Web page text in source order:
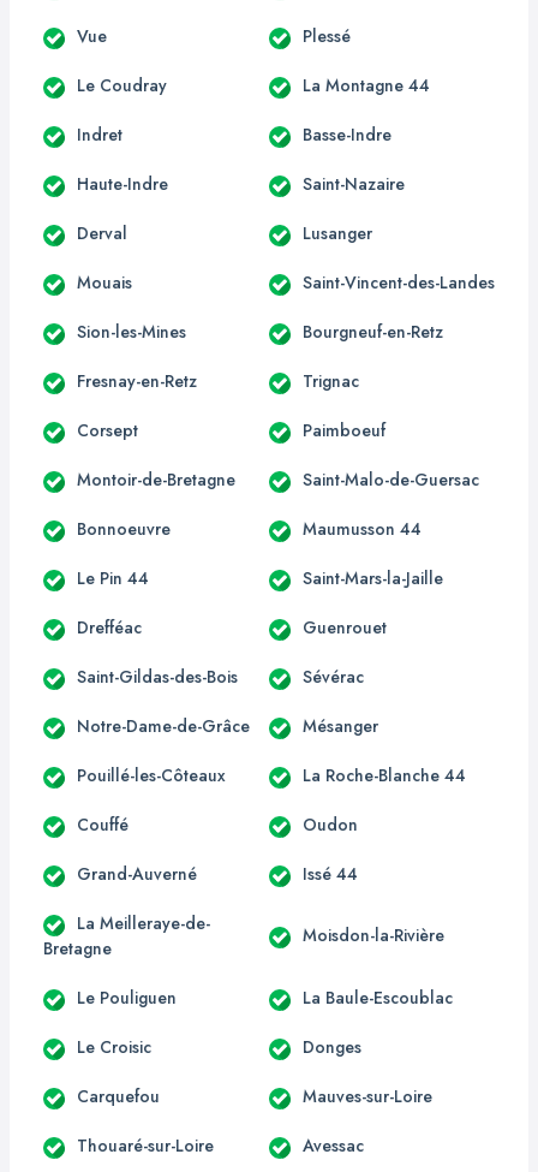
Vue Plessé
Le Coudray La Montagne 44
Indret Basse-Indre
Haute-Indre Saint-Nazaire
Derval Lusanger
Mouais Saint-Vincent-des-Landes
Sion-les-Mines Bourgneuf-en-Retz
Fresnay-en-Retz Trignac
Corsept Paimboeuf
Montoir-de-Bretagne Saint-Malo-de-Guersac
Bonnoeuvre Maumusson 44
Le Pin 44 Saint-Mars-la-Jaille
Drefféac Guenrouet
Saint-Gildas-des-Bois Sévérac
Notre-Dame-de-Grâce Mésanger
Pouillé-les-Côteaux La Roche-Blanche 44
Couffé Oudon
Grand-Auverné Issé 44
La Meilleraye-de-
Bretagne
Moisdon-la-Rivière
Le Pouliguen La Baule-Escoublac
Le Croisic Donges
Carquefou Mauves-sur-Loire
Thouaré-sur-Loire Avessac